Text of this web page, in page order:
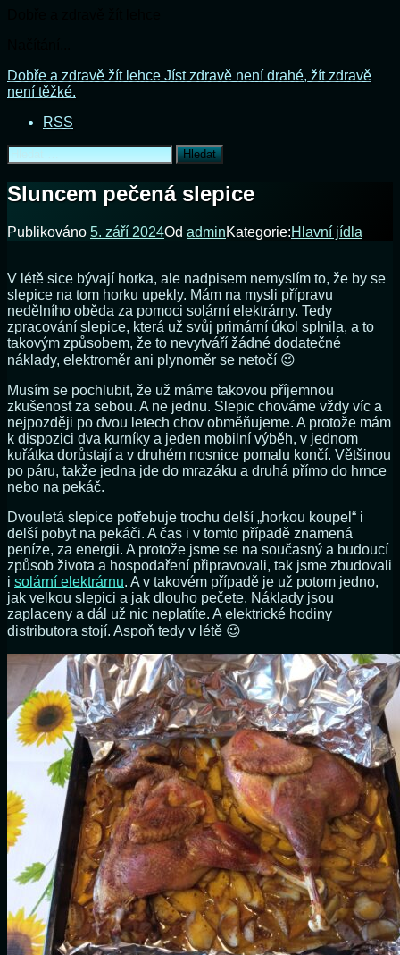
Přejít
k
webu
Dobře a zdravě žít lehce Jíst zdravě není drahé, žít zdravě
není těžké.
RSS
Vyhledávání
Sluncem pečená slepice
Publikováno 5. září 2024Od adminKategorie:Hlavní jídla
V létě sice bývají horka, ale nadpisem nemyslím to, že by se
slepice na tom horku upekly. Mám na mysli přípravu
nedělního oběda za pomoci solární elektrárny. Tedy
zpracování slepice, která už svůj primární úkol splnila, a to
takovým způsobem, že to nevytváří žádné dodatečné
náklady, elektroměr ani plynoměr se netočí 😉
Musím se pochlubit, že už máme takovou příjemnou
zkušenost za sebou. A ne jednu. Slepic chováme vždy víc a
nejpozději po dvou letech chov obměňujeme. A protože mám
k dispozici dva kurníky a jeden mobilní výběh, v jednom
kuřátka dorůstají a v druhém nosnice pomalu končí. Většinou
po páru, takže jedna jde do mrazáku a druhá přímo do hrnce
nebo na pekáč.
Dvouletá slepice potřebuje trochu delší „horkou koupel“ i
delší pobyt na pekáči. A čas i v tomto případě znamená
peníze, za energii. A protože jsme se na současný a budoucí
způsob života a hospodaření připravovali, tak jsme zbudovali
i solární elektrárnu. A v takovém případě je už potom jedno,
jak velkou slepici a jak dlouho pečete. Náklady jsou
zaplaceny a dál už nic neplatíte. A elektrické hodiny
distributora stojí. Aspoň tedy v létě 😉